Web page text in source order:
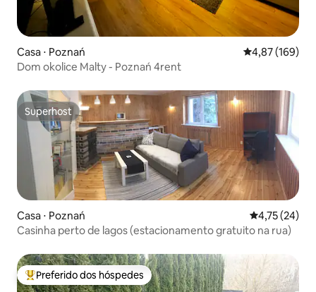
Casa ⋅ Poznań 4,87 de uma
4,87 (169)
Dom okolice Malty - Poznań 4rent
Superhost
Superhost
Casa ⋅ Poznań 4,75 de uma
4,75 (24)
Casinha perto de lagos (estacionamento gratuito na rua)
Entre os melhores preferidos dos hóspedes
Preferido dos hóspedes